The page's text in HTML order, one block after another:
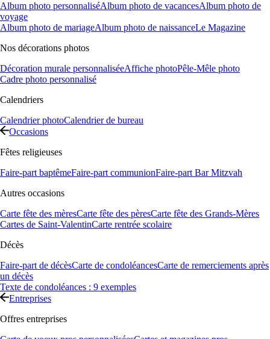
Album photo personnaliséAlbum photo de vacancesAlbum photo de
voyage
Album photo de mariageAlbum photo de naissanceLe Magazine
Nos décorations photos
Décoration murale personnaliséeAffiche photoPêle-Mêle photo
Cadre photo personnalisé
Calendriers
Calendrier photoCalendrier de bureau
Occasions
Fêtes religieuses
Faire-part baptêmeFaire-part communionFaire-part Bar Mitzvah
Autres occasions
Carte fête des mèresCarte fête des pèresCarte fête des Grands-Mères
Cartes de Saint-ValentinCarte rentrée scolaire
Décès
Faire-part de décèsCarte de condoléancesCarte de remerciements après
un décès
Texte de condoléances : 9 exemples
Entreprises
Offres entreprises